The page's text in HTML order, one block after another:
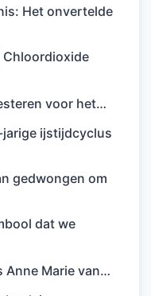
Het onvertelde
Chloordioxide
voor het…
ijstijdcyclus
gedwongen om
dat we
Anne Marie van…